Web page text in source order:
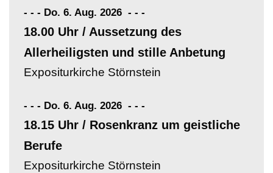
- - - Do. 6. Aug. 2026 - - -
18.00 Uhr / Aussetzung des
Allerheiligsten und stille Anbetung
Expositurkirche Störnstein
- - - Do. 6. Aug. 2026 - - -
18.15 Uhr / Rosenkranz um geistliche
Berufe
Expositurkirche Störnstein